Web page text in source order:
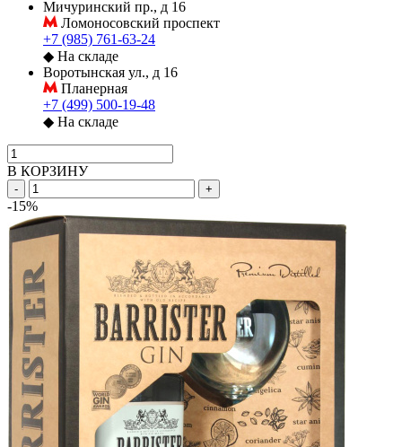
Мичуринский пр., д 16
Ломоносовский проспект
+7 (985) 761-63-24
◆ На складе
Воротынская ул., д 16
Планерная
+7 (499) 500-19-48
◆ На складе
В КОРЗИНУ
- +
-15%